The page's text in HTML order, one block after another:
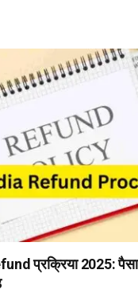
प्रक्रिया 2025: पैसा